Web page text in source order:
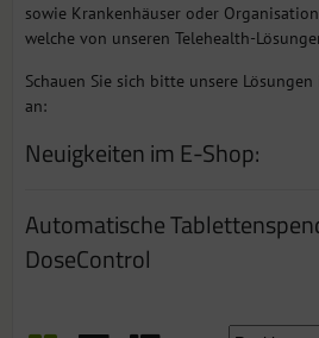
sowie Krankenhäuser oder
welche von unseren Telehealth-
Schauen Sie sich bitte unsere
an:
Neuigkeiten im E-Shop:
Automatische
DoseControl